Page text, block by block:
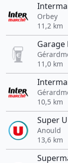
Orbey
11,2 km
11,0 km
10,5 km
Super U
Anould
13,6 km